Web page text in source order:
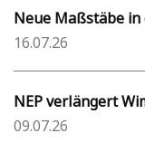
Neue Maßstäbe
16.07.26
NEP verlängert
09.07.26